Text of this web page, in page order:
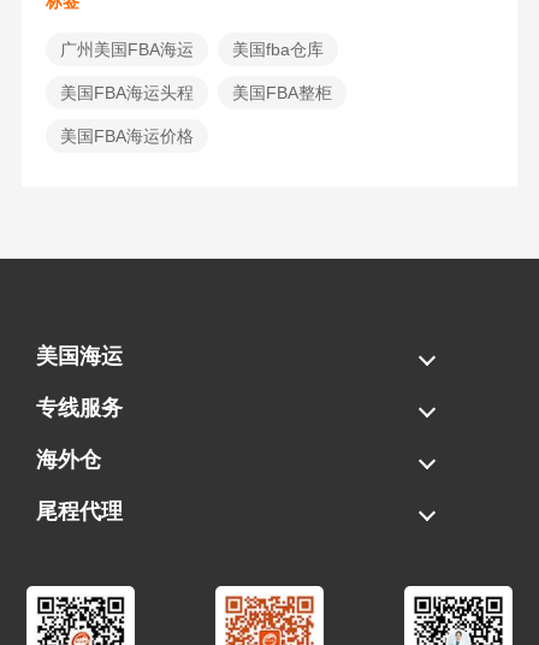
广州美国FBA海运 美国fba仓库
美国FBA海运头程 美国FBA整柜
美国FBA海运价格
美国海运
海运拼柜
海运整柜
美国海卡
加拿大海运
专线服务
FBA专线直送
超大件专线
AWD专线
电池专线
海外仓
一件代发
FBA中转
贴标换标
拆柜/存储
尾程代理